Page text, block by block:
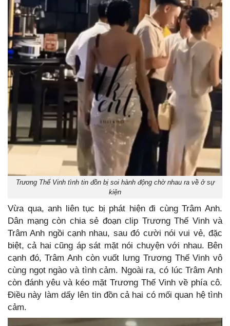
Trương Thế Vinh tình tin đồn bị soi hành động chờ nhau ra về ở sự
kiện
Vừa qua, anh liên tục bị phát hiện đi cùng Trâm Anh.
Dân mạng còn chia sẻ đoạn clip Trương Thế Vinh và
Trâm Anh ngồi cạnh nhau, sau đó cười nói vui vẻ, đặc
biệt, cả hai cũng áp sát mặt nói chuyện với nhau. Bên
cạnh đó, Trâm Anh còn vuốt lưng Trương Thế Vinh vô
cùng ngọt ngào và tình cảm. Ngoài ra, có lúc Trâm Anh
còn đánh yêu và kéo mặt Trương Thế Vinh về phía cô.
Điều này làm dấy lên tin đồn cả hai có mối quan hệ tình
cảm.